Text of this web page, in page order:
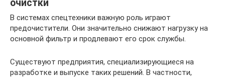
очистки
В системах спецтехники важную роль играют
предочистители. Они значительно снижают нагрузку на
основной фильтр и продлевают его срок службы.
Существуют предприятия, специализирующиеся на
разработке и выпуске таких решений. В частности,